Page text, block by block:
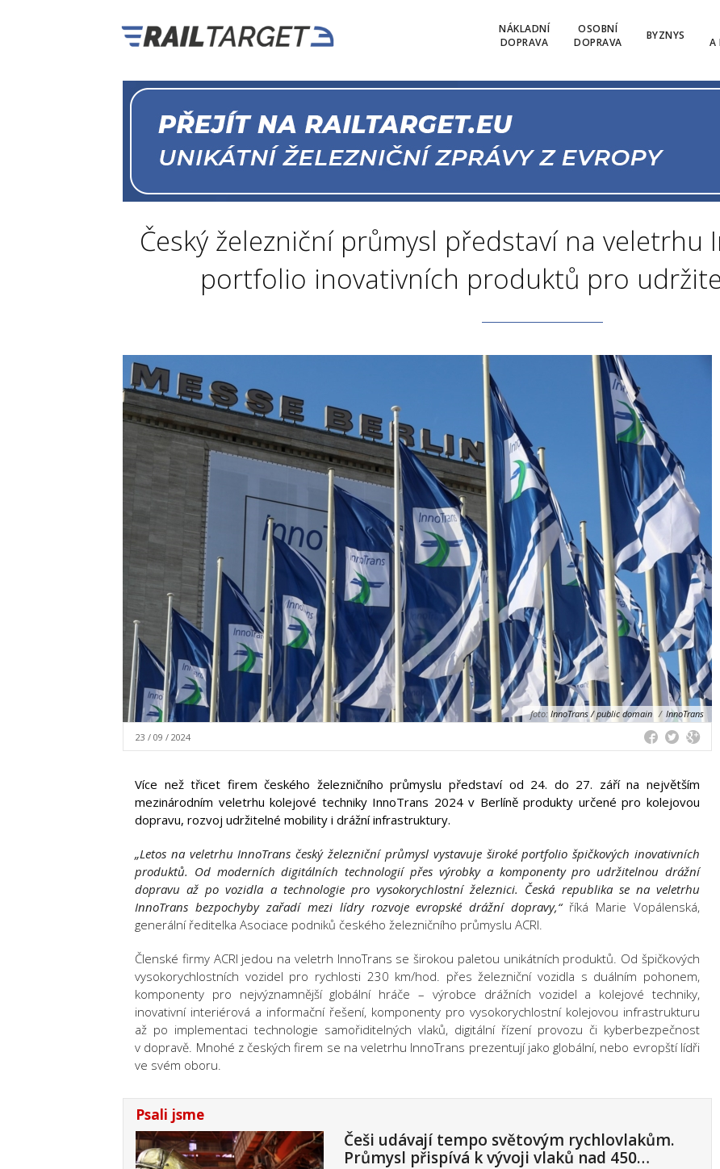
NÁKLADNÍ
DOPRAVA
OSOBNÍ
DOPRAVA
BYZNYS
A
Český železniční průmysl představí na veletrhu
portfolio inovativních produktů pro
foto: InnoTrans / public domain / InnoTrans
23 / 09 / 2024
Více než třicet firem českého železničního průmyslu představí od 24. do 27. září na největším
mezinárodním veletrhu kolejové techniky InnoTrans 2024 v Berlíně produkty určené pro kolejovou
dopravu, rozvoj udržitelné mobility i drážní infrastruktury.
„Letos na veletrhu InnoTrans český železniční průmysl vystavuje široké portfolio špičkových inovativních
produktů. Od moderních digitálních technologií přes výrobky a komponenty pro udržitelnou drážní
dopravu až po vozidla a technologie pro vysokorychlostní železnici. Česká republika se na veletrhu
InnoTrans bezpochyby zařadí mezi lídry rozvoje evropské drážní dopravy,“říká Marie Vopálenská,
generální ředitelka Asociace podniků českého železničního průmyslu ACRI.
Členské firmy ACRI jedou na veletrh InnoTrans se širokou paletou unikátních produktů. Od špičkových
vysokorychlostních vozidel pro rychlosti 230 km/hod. přes železniční vozidla s duálním pohonem,
komponenty pro nejvýznamnější globální hráče – výrobce drážních vozidel a kolejové techniky,
inovativní interiérová a informační řešení, komponenty pro vysokorychlostní kolejovou infrastrukturu
až po implementaci technologie samořiditelných vlaků, digitální řízení provozu či kyberbezpečnost
v dopravě. Mnohé z českých firem se na veletrhu InnoTrans prezentují jako globální, nebo evropští lídři
ve svém oboru.
Psali jsme
Češi udávají tempo světovým rychlovlakům.
Průmysl přispívá k vývoji vlaků nad 450…